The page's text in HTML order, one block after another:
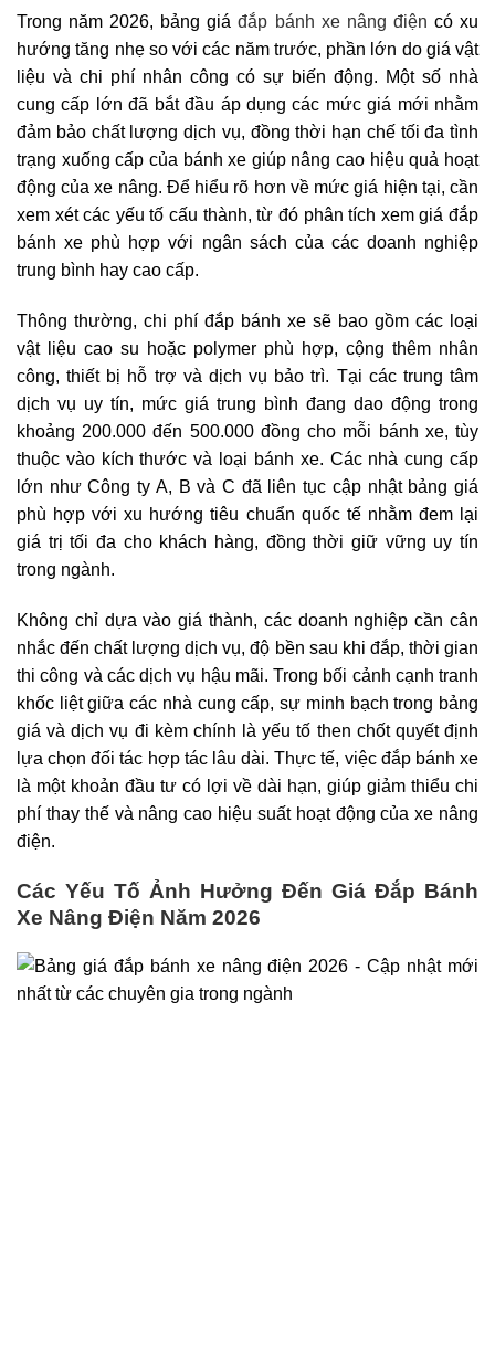
Trong năm 2026, bảng giáđắp bánh xe nâng điện có xu
hướng tăng nhẹ so với các năm trước, phần lớn do giá vật
liệu và chi phí nhân công có sự biến động. Một số nhà
cung cấp lớn đã bắt đầu áp dụng các mức giá mới nhằm
đảm bảo chất lượng dịch vụ, đồng thời hạn chế tối đa tình
trạng xuống cấp của bánh xe giúp nâng cao hiệu quả hoạt
động của xe nâng. Để hiểu rõ hơn về mức giá hiện tại, cần
xem xét các yếu tố cấu thành, từ đó phân tích xem giá đắp
bánh xe phù hợp với ngân sách của các doanh nghiệp
trung bình hay cao cấp.
Thông thường, chi phí đắp bánh xe sẽ bao gồm các loại
vật liệu cao su hoặc polymer phù hợp, cộng thêm nhân
công, thiết bị hỗ trợ và dịch vụ bảo trì. Tại các trung tâm
dịch vụ uy tín, mức giá trung bình đang dao động trong
khoảng 200.000 đến 500.000 đồng cho mỗi bánh xe, tùy
thuộc vào kích thước và loại bánh xe. Các nhà cung cấp
lớn như Công ty A, B và C đã liên tục cập nhật bảng giá
phù hợp với xu hướng tiêu chuẩn quốc tế nhằm đem lại
giá trị tối đa cho khách hàng, đồng thời giữ vững uy tín
trong ngành.
Không chỉ dựa vào giá thành, các doanh nghiệp cần cân
nhắc đến chất lượng dịch vụ, độ bền sau khi đắp, thời gian
thi công và các dịch vụ hậu mãi. Trong bối cảnh cạnh tranh
khốc liệt giữa các nhà cung cấp, sự minh bạch trong bảng
giá và dịch vụ đi kèm chính là yếu tố then chốt quyết định
lựa chọn đối tác hợp tác lâu dài. Thực tế, việc đắp bánh xe
là một khoản đầu tư có lợi về dài hạn, giúp giảm thiểu chi
phí thay thế và nâng cao hiệu suất hoạt động của xe nâng
điện.
Các Yếu Tố Ảnh Hưởng Đến Giá Đắp Bánh
Xe Nâng Điện Năm 2026